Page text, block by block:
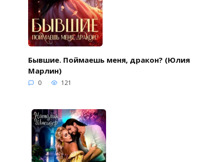
Бывшие. Поймаешь меня, дракон? (Юлия
Марлин)
0 121